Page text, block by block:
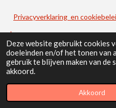
Deze website gebruikt cookies
doeleinden en/of het tonen van
gebruik te blijven maken van de
akkoord.
Akkoord
Privacyverklaring en
.
E-